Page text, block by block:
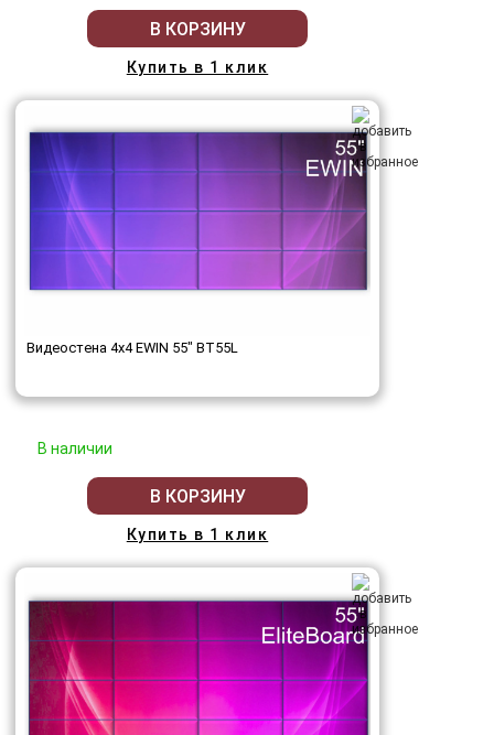
В КОРЗИНУ
Купить в 1 клик
Видеостена 4x4 EWIN 55" BT55L
В наличии
В КОРЗИНУ
Купить в 1 клик